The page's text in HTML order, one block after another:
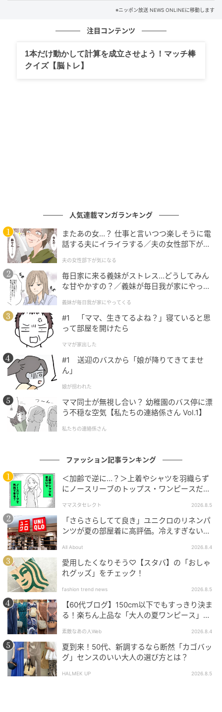
※ニッポン放送 NEWS ONLINEに移動します
注目コンテンツ
1本だけ動かして計算を成立させよう！マッチ棒
クイズ【脳トレ】
人気連載マンガランキング
またあの女…？ 仕事と言いつつ楽しそうに電
話する夫にイライラする／夫の女性部下が気
夫の女性部下が気になる
毎日家に来る義妹がストレス…どうしてみん
な甘やかすの？／義妹が毎日我が家にやって
が】
義妹が毎日我が家にやってくる
#1 「ママ、生きてるよね？」寝ていると思
って部屋を開けたら
ママが家出した
#1 送迎のバスから「娘が降りてきてませ
ん」
娘が拐われた
ママ同士が無視し合い？ 幼稚園のバス停に漂
う不穏な空気【私たちの連絡係さん Vol.1】
私たちの連絡係さん
ファッション記事ランキング
＜加齢で逆に…？＞上着やシャツを羽織らず
にノースリーブのトップス・ワンピースだけ
ママスタセレクト 2026.8.5
「さらさらしてて良き」ユニクロのリネンパ
ンツが夏の部屋着に高評価。冷えすぎない肌
All About 2026.8.4
愛用したくなりそう♡【スタバ】の「おしゃ
れグッズ」をチェック！
fashion trend news 2026.8.5
【60代ブログ】150cm以下でもすっきり決ま
る！楽ちん上品な「大人の夏ワンピース」コ
素敵なあの人Web 2026.8.4
夏到来！50代、新調するなら断然「カゴバッ
グ」センスのいい大人の選び方とは？
HALMEK UP 2026.8.5